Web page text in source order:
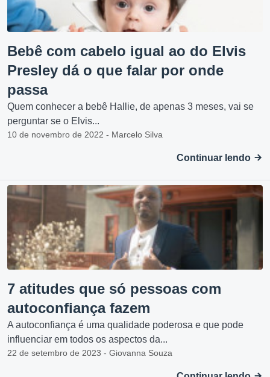
Bebê com cabelo igual ao do Elvis
Presley dá o que falar por onde
passa
Quem conhecer a bebê Hallie, de apenas 3 meses, vai se
perguntar se o Elvis...
10 de novembro de 2022 - Marcelo Silva
Continuar lendo
7 atitudes que só pessoas com
autoconfiança fazem
A autoconfiança é uma qualidade poderosa e que pode
influenciar em todos os aspectos da...
22 de setembro de 2023 - Giovanna Souza